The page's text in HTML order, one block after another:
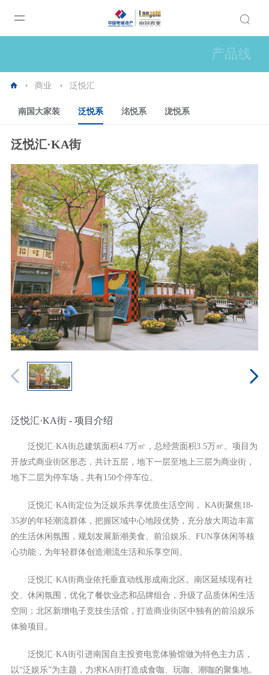
产品线
商业 泛悦汇
南国大家装 泛悦系 洺悦系 泷悦系
泛悦汇·KA街
泛悦汇·KA街 - 项目介绍
泛悦汇·KA街总建筑面积4.7万㎡，总经营面积3.5万㎡。项目为
开放式商业街区形态，共计五层，地下一层至地上三层为商业街，
地下二层为停车场，共有150个停车位。
泛悦汇·KA街定位为泛娱乐共享优质生活空间， KA街聚焦18-
35岁的年轻潮流群体，把握区域中心地段优势，充分放大周边丰富
的生活休闲氛围，规划发展新潮美食、前沿娱乐、FUN享休闲等核
心功能，为年轻群体创造潮流生活和乐享空间。
泛悦汇·KA街商业依托垂直动线形成南北区。南区延续现有社
交、休闲氛围，优化了餐饮业态和品牌组合，升级了品质休闲生活
空间；北区新增电子竞技生活馆，打造商业街区中独有的前沿娱乐
体验项目。
泛悦汇·KA街引进南国自主投资电竞体验馆做为特色主力店，
以“泛娱乐”为主题，力求KA街打造成食咖、玩咖、潮咖的聚集地。